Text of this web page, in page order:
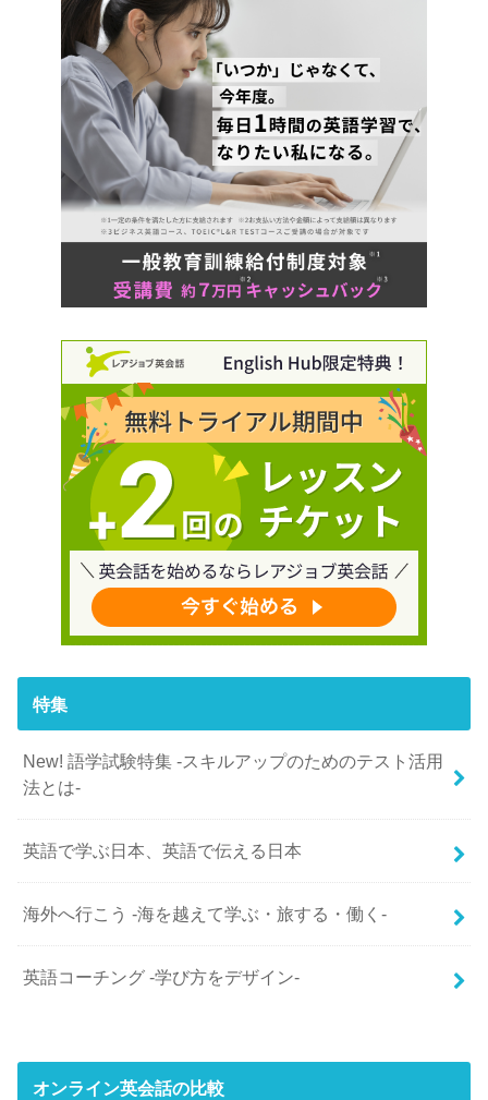
特集
New! 語学試験特集 -スキルアップのためのテスト活用
法とは-
英語で学ぶ日本、英語で伝える日本
海外へ行こう -海を越えて学ぶ・旅する・働く-
英語コーチング -学び方をデザイン-
オンライン英会話の比較